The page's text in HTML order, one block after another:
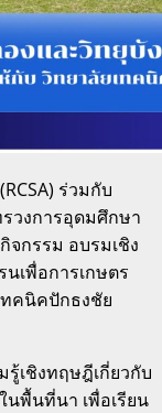
ร่วมกับ
วงการอุดมศึกษา
จกรรม อบรมเชิง
เพื่อการเกษตร
ทคนิคปักธงชัย
รู้เชิงทฤษฎีเกี่ยวกับ
นพื้นที่นา เพื่อเรียน